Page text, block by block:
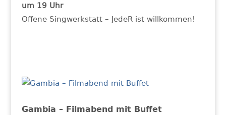
um 19 Uhr
Offene Singwerkstatt – JedeR ist willkommen!
Gambia – Filmabend mit Buffet